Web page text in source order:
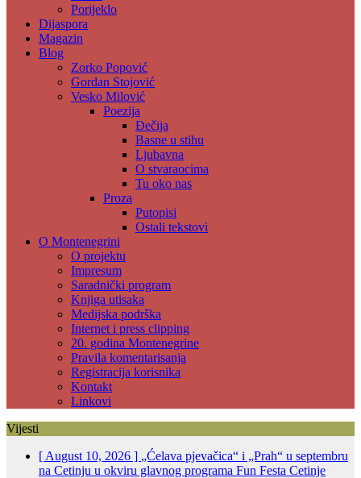
Porijeklo
Dijaspora
Magazin
Blog
Zorko Popović
Gordan Stojović
Vesko Milović
Poezija
Đečija
Basne u stihu
Ljubavna
O stvaraocima
Tu oko nas
Proza
Putopisi
Ostali tekstovi
O Montenegrini
O projektu
Impresum
Saradnički program
Knjiga utisaka
Medijska podrška
Internet i press clipping
20. godina Montenegrine
Pravila komentarisanja
Registracija korisnika
Kontakt
Linkovi
Vijesti
[ August 10, 2026 ] „Ćelava pjevačica“ i „Prah“ u septembru
na Cetinju u okviru glavnog programa Fun Festa Cetinje